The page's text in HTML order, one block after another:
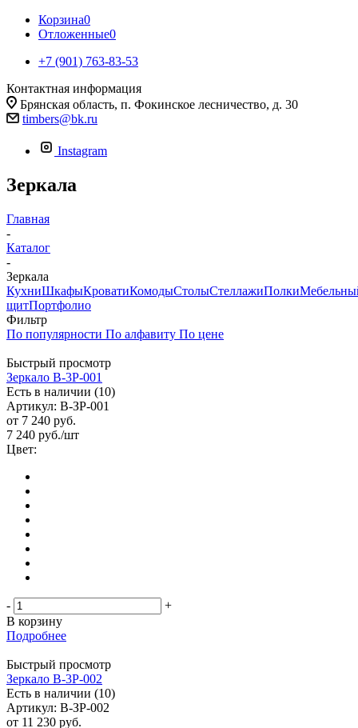
Корзина0
Отложенные0
+7 (901) 763-83-53
Контактная информация
Брянская область, п. Фокинское лесничество, д. 30
timbers@bk.ru
Instagram
Зеркала
Главная
-
Каталог
-
Зеркала
КухниШкафыКроватиКомодыСтолыСтеллажиПолки
щитПортфолио
Фильтр
По популярности По алфавиту По цене
Быстрый просмотр
Зеркало В-3Р-001
Есть в наличии (10)
Артикул: В-ЗР-001
от 7 240 руб.
7 240 руб./шт
Цвет:
-
+
В корзину
Подробнее
Быстрый просмотр
Зеркало В-3Р-002
Есть в наличии (10)
Артикул: В-ЗР-002
от 11 230 руб.